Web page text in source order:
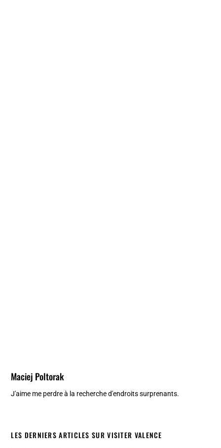
Maciej Poltorak
J'aime me perdre à la recherche d'endroits surprenants.
LES DERNIERS ARTICLES SUR VISITER VALENCE